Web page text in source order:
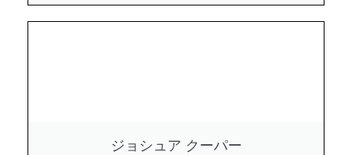
ジョシュア クーパー